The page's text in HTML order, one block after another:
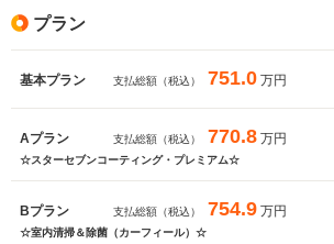
プラン
基本プラン 支払総額（税込） 751.0 万円
Aプラン 支払総額（税込） 770.8 万円
☆スターセブンコーティング・プレミアム☆
Bプラン 支払総額（税込） 754.9 万円
☆室内清掃＆除菌（カーフィール）☆